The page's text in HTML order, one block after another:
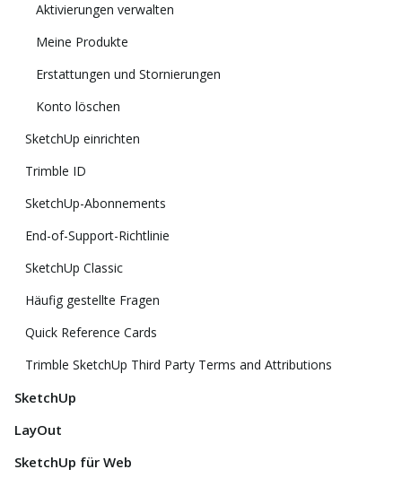
Aktivierungen verwalten
Meine Produkte
Erstattungen und Stornierungen
Konto löschen
SketchUp einrichten
Trimble ID
SketchUp-Abonnements
End-of-Support-Richtlinie
SketchUp Classic
Häufig gestellte Fragen
Quick Reference Cards
Trimble SketchUp Third Party Terms and Attributions
SketchUp
LayOut
SketchUp für Web